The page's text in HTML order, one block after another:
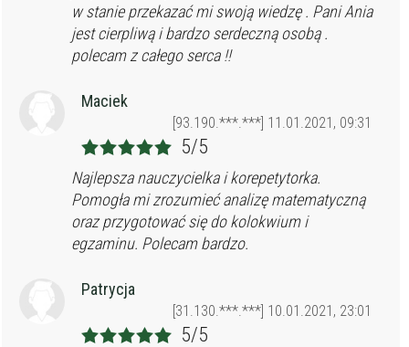
w stanie przekazać mi swoją wiedzę . Pani Ania
jest cierpliwą i bardzo serdeczną osobą .
polecam z całego serca !!
Maciek
[93.190.***.***] 11.01.2021, 09:31
5/5
Najlepsza nauczycielka i korepetytorka.
Pomogła mi zrozumieć analizę matematyczną
oraz przygotować się do kolokwium i
egzaminu. Polecam bardzo.
Patrycja
[31.130.***.***] 10.01.2021, 23:01
5/5